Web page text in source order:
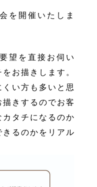
を開催いたしま
望を直接お伺い
お描きします。
い方も多いと思
きするのでお客
タチになるのか
るのかをリアル